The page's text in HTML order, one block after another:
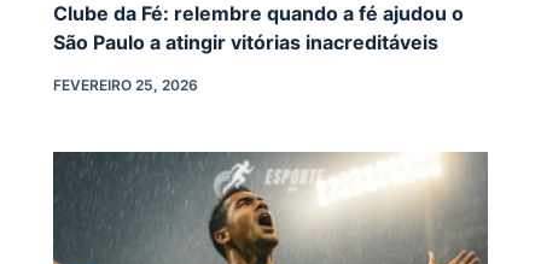
Clube da Fé: relembre quando a fé ajudou o
São Paulo a atingir vitórias inacreditáveis
FEVEREIRO 25, 2026